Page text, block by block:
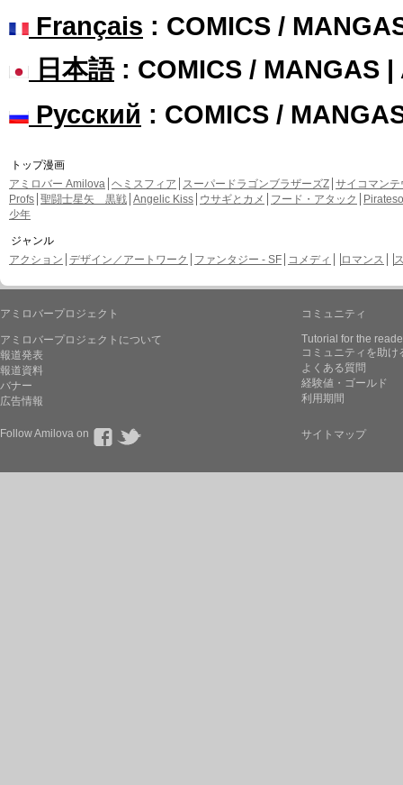
Français : COMICS /
日本語: COMICS / MANGAS |
Русский : COMICS /
トップ漫画
アミロバー Amilova ヘミスフィア スーパードラゴンブラザーズZ サイコマンテ
Profs 聖闘士星矢 黒戦 Angelic Kiss ウサギとカメ フード・アタック
少年
ジャンル
アクション デザイン／アートワーク ファンタジー - SF コメディ ロマンス
アミロバープロジェクト
アミロバープロジェクトについて
報道発表
報道資料
バナー
広告情報
コミュニティ
Tutorial for the
コミュニティを助け
よくある質問
経験値・ゴールド
利用期間
Follow Amilova on サイトマップ